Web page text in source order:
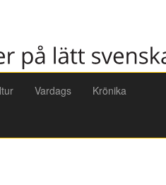
Vardags Krönika